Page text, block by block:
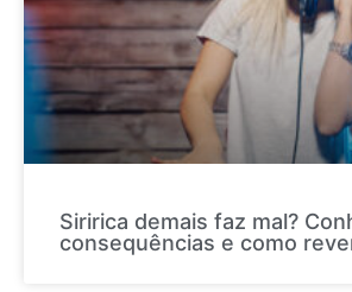
Siririca demais faz mal?
consequências e como